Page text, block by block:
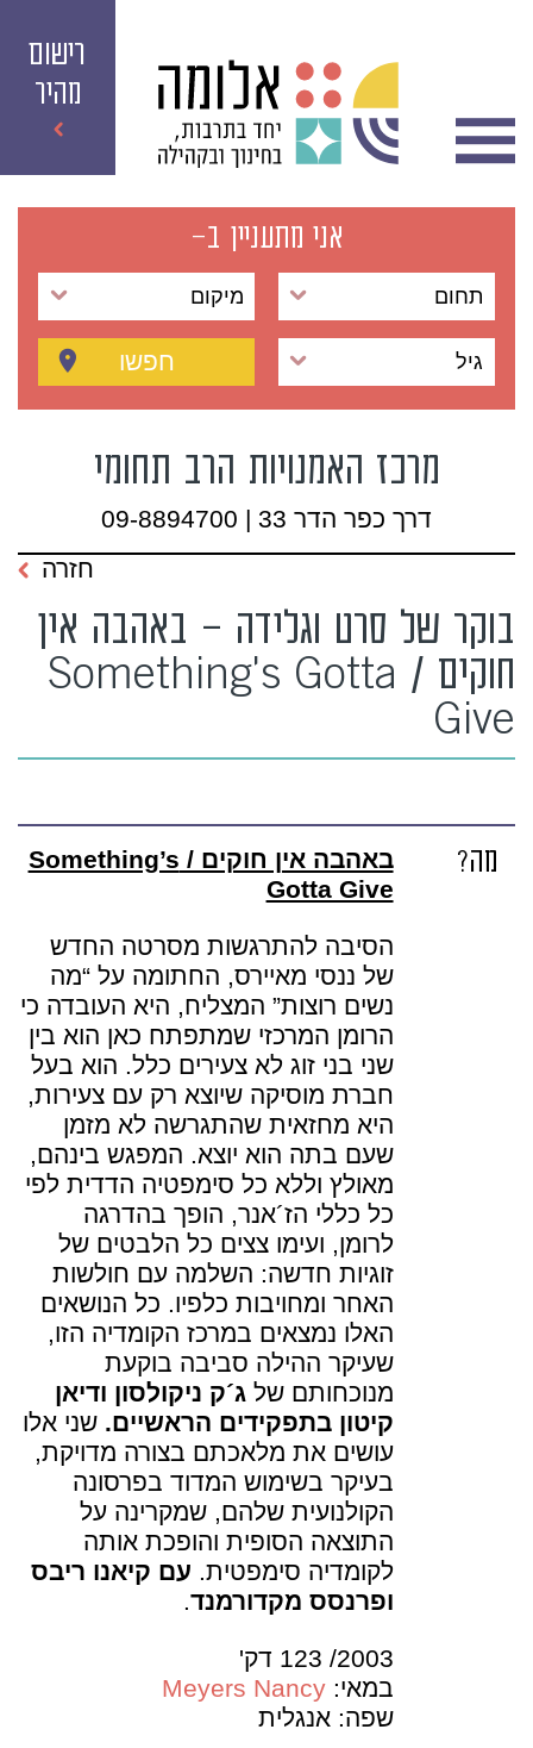
רישום
מהיר
אני מתעניין ב-
תחום מיקום
גיל חפשו
מרכז האמנויות הרב תחומי
דרך כפר הדר 33 | 09-8894700
בוקר של סרט וגלידה – באהבה אין
חוקים / Something’s Gotta
Give
חזרה
מה?
באהבה אין חוקים / Something’s
Gotta Give
הסיבה להתרגשות מסרטה החדש
של ננסי מאיירס, החתומה על “מה
נשים רוצות” המצליח, היא העובדה כי
הרומן המרכזי שמתפתח כאן הוא בין
שני בני זוג לא צעירים כלל. הוא בעל
חברת מוסיקה שיוצא רק עם צעירות,
היא מחזאית שהתגרשה לא מזמן
שעם בתה הוא יוצא. המפגש בינהם,
מאולץ וללא כל סימפטיה הדדית לפי
כל כללי הז´אנר, הופך בהדרגה
לרומן, ועימו צצים כל הלבטים של
זוגיות חדשה: השלמה עם חולשות
האחר ומחויבות כלפיו. כל הנושאים
האלו נמצאים במרכז הקומדיה הזו,
שעיקר ההילה סביבה בוקעת
מנוכחותם של ג´ק ניקולסון ודיאן
קיטון בתפקידים הראשיים. שני אלו
עושים את מלאכתם בצורה מדויקת,
בעיקר בשימוש המדוד בפרסונה
הקולנועית שלהם, שמקרינה על
התוצאה הסופית והופכת אותה
לקומדיה סימפטית. עם קיאנו ריבס
ופרנסס מקדורמנד.
2003/ 123 דק'
במאי:Meyers Nancy
שפה: אנגלית